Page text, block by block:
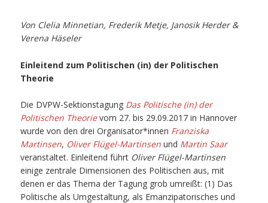
Von Clelia Minnetian, Frederik Metje, Janosik Herder &
Verena Häseler
Einleitend zum Politischen (in) der Politischen
Theorie
Die DVPW-Sektionstagung Das Politische (in) der
Politischen Theorievom 27. bis 29.09.2017 in Hannover
wurde von den drei Organisator*innen Franziska
Martinsen, Oliver Flügel-Martinsen und Martin Saar
veranstaltet. Einleitend führt Oliver Flügel-Martinsen
einige zentrale Dimensionen des Politischen aus, mit
denen er das Thema der Tagung grob umreißt: (1) Das
Politische als Umgestaltung, als Emanzipatorisches und